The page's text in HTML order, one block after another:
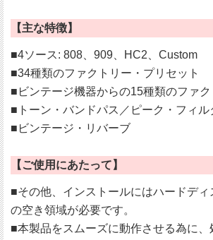
【主な特徴】
■4ソース: 808、909、HC2、Custom
■34種類のファクトリー・プリセット
■ビンテージ機器からの15種類のファ
■トーン・バンドパス／ピーク・フィル
■ビンテージ・リバーブ
【ご使用にあたって】
■その他、インストールにはハードデ
の空き領域が必要です。
■本製品をスムーズに動作させる為に、